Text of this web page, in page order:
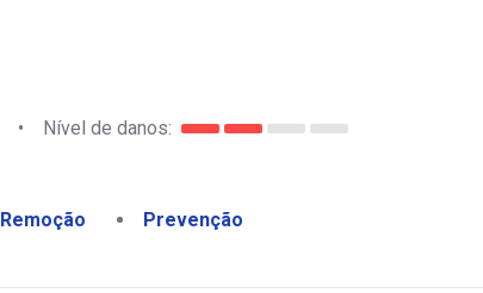
• Nível de danos:
Remoção Prevenção